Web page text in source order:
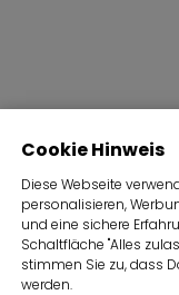
Cookie Hinweis
Diese Webseite
personalisieren,
und eine sichere
Schaltfläche "Alles
stimmen Sie zu, dass
werden.